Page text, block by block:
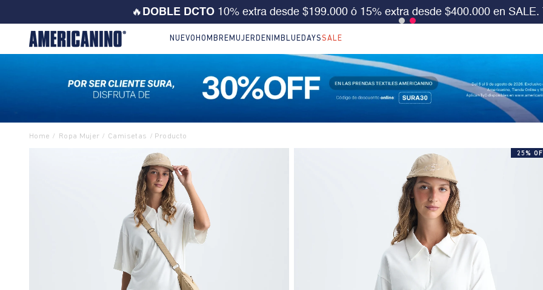
💙 ¡CORRE! Solo este FDS 30%OFF en LO NUEVO. Usa el cód:SURA30Aplica
NUEVO HOMBRE MUJER DENIM BLUEDAYSSALE
Ropa Mujer Camisetas
25%